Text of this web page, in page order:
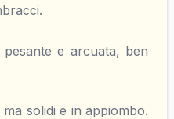
e arcuata, ben
solidi e in appiombo.